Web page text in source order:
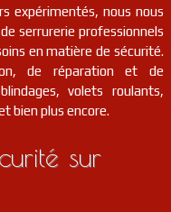
expérimentés, nous nous
serrurerie professionnels
en matière de sécurité.
de réparation et de
volets roulants,
bien plus encore.
sur